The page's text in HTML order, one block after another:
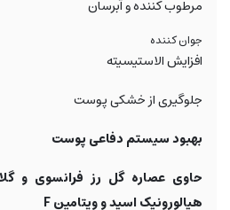
مرطوب کننده و آبرسان
جوان کننده
افزایش الاستیسیته
جلوگیری از خشکی پوست
بهبود سیستم دفاعی پوست
حاوی عصاره گل رز فرانسوی و
هیالورونیک اسید و ویتامین F